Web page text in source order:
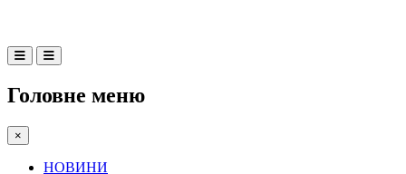
Головне меню
×
НОВИНИ